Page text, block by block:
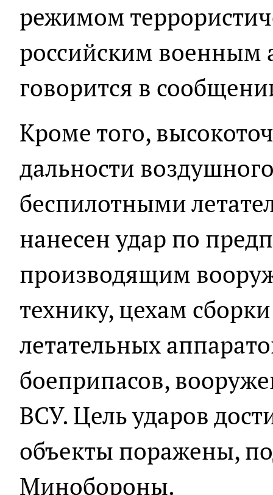
режимом
российским военным
говорится в
Кроме того,
дальности
беспилотными
нанесен удар по
производящим
технику, цехам
летательных
боеприпасов,
ВСУ. Цель ударов
объекты поражены,
Минобороны.